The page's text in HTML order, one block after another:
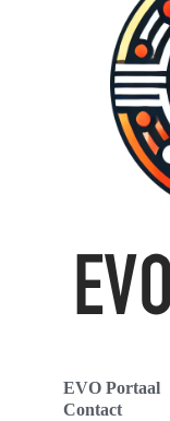
EVO Portaal
Contact